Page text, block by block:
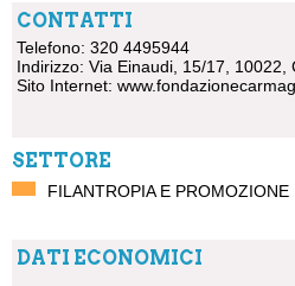
CONTATTI
Telefono: 320 4495944
Indirizzo: Via Einaudi, 15/17, 10022,
Sito Internet:
SETTORE
FILANTROPIA E PROMOZIONE
DATI ECONOMICI